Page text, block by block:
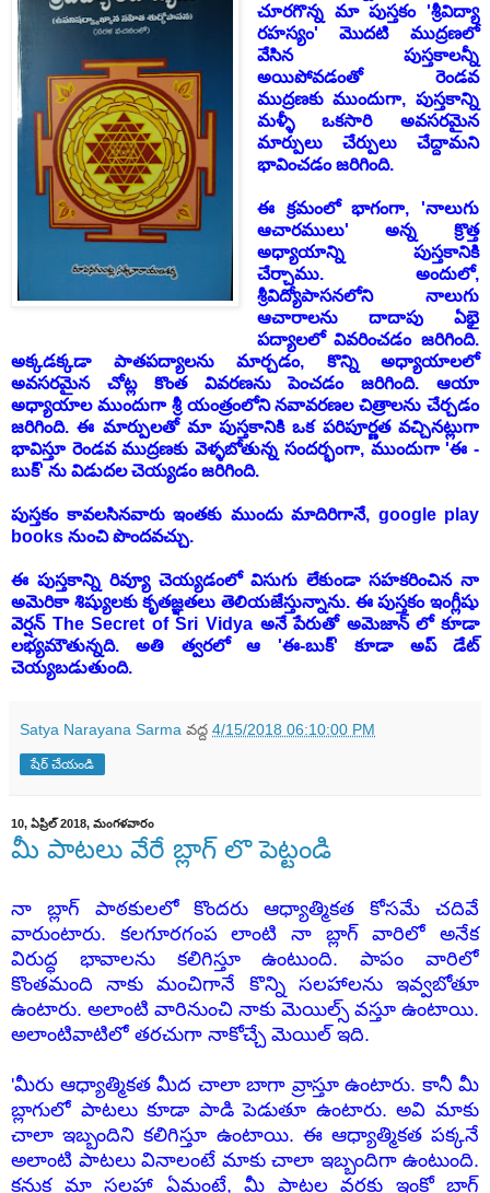
చూరగొన్న మా పుస్తకం 'శ్రీవిద్యా
రహస్యం' మొదటి ముద్రణలో
వేసిన పుస్తకాలన్నీ
అయిపోవడంతో రెండవ
ముద్రణకు ముందుగా, పుస్తకాన్ని
మళ్ళీ ఒకసారి అవసరమైన
మార్పులు చేర్పులు చేద్దామని
భావించడం జరిగింది.
ఈ క్రమంలో భాగంగా, 'నాలుగు
ఆచారములు' అన్న క్రొత్త
అధ్యాయాన్ని పుస్తకానికి
చేర్చాము. అందులో,
శ్రీవిద్యోపాసనలోని నాలుగు
ఆచారాలను దాదాపు ఏభై
పద్యాలలో వివరించడం జరిగింది.
అక్కడక్కడా పాతపద్యాలను మార్చడం, కొన్ని అధ్యాయాలలో
అవసరమైన చోట్ల కొంత వివరణను పెంచడం జరిగింది. ఆయా
అధ్యాయాల ముందుగా శ్రీ యంత్రంలోని నవావరణల చిత్రాలను చేర్చడం
జరిగింది. ఈ మార్పులతో మా పుస్తకానికి ఒక పరిపూర్ణత వచ్చినట్లుగా
భావిస్తూ రెండవ ముద్రణకు వెళ్ళబోతున్న సందర్భంగా, ముందుగా 'ఈ -
బుక్' ను విడుదల చెయ్యడం జరిగింది.
పుస్తకం కావలసినవారు ఇంతకు ముందు మాదిరిగానే, google play
books నుంచి పొందవచ్చు.
ఈ పుస్తకాన్ని రివ్యూ చెయ్యడంలో విసుగు లేకుండా సహకరించిన నా
అమెరికా శిష్యులకు కృతజ్ఞతలు తెలియజేస్తున్నాను. ఈ పుస్తకం ఇంగ్లీషు
వెర్షన్ The Secret of Sri Vidya అనే పేరుతో అమెజాన్ లో కూడా
లభ్యమౌతున్నది. అతి త్వరలో ఆ 'ఈ-బుక్' కూడా అప్ డేట్
చెయ్యబడుతుంది.
Satya Narayana Sarma వద్ద 4/15/2018 06:10:00 PM
షేర్ చేయండి
10, ఏప్రిల్ 2018, మంగళవారం
మీ పాటలు వేరే బ్లాగ్ లొ పెట్టండి
నా బ్లాగ్ పాఠకులలో కొందరు ఆధ్యాత్మికత కోసమే చదివే
వారుంటారు. కలగూరగంప లాంటి నా బ్లాగ్ వారిలో అనేక
విరుద్ధ భావాలను కలిగిస్తూ ఉంటుంది. పాపం వారిలో
కొంతమంది నాకు మంచిగానే కొన్ని సలహాలను ఇవ్వబోతూ
ఉంటారు. అలాంటి వారినుంచి నాకు మెయిల్స్ వస్తూ ఉంటాయి.
అలాంటివాటిలో తరచుగా నాకోచ్చే మెయిల్ ఇది.
'మీరు ఆధ్యాత్మికత మీద చాలా బాగా వ్రాస్తూ ఉంటారు. కానీ మీ
బ్లాగులో పాటలు కూడా పాడి పెడుతూ ఉంటారు. అవి మాకు
చాలా ఇబ్బందిని కలిగిస్తూ ఉంటాయి. ఈ ఆధ్యాత్మికత పక్కనే
అలాంటి పాటలు వినాలంటే మాకు చాలా ఇబ్బందిగా ఉంటుంది.
కనుక మా సలహా ఏమంటే, మీ పాటల వరకు ఇంకో బ్లాగ్